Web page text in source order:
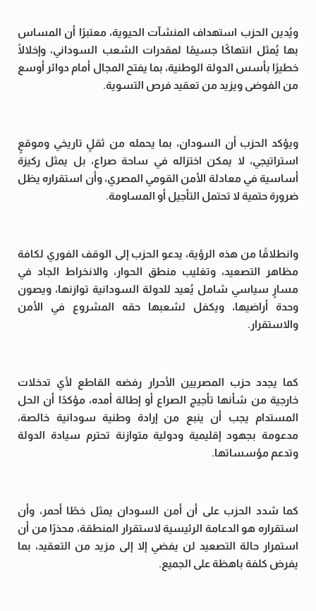
ويُدين الحزب استهداف المنشآت الحيوية، معتبرًا أن المساس
بها يُمثل انتهاكًا جسيمًا لمقدرات الشعب السوداني، وإخلالًا
خطيرًا بأسس الدولة الوطنية، بما يفتح المجال أمام دوائر أوسع
من الفوضى ويزيد من تعقيد فرص التسوية.
ويؤكد الحزب أن السودان، بما يحمله من ثقلٍ تاريخي وموقعٍ
استراتيجي، لا يمكن اختزاله في ساحة صراع، بل يمثل ركيزة
أساسية في معادلة الأمن القومي المصري، وأن استقراره يظل
ضرورة حتمية لا تحتمل التأجيل أو المساومة.
وانطلاقًا من هذه الرؤية، يدعو الحزب إلى الوقف الفوري لكافة
مظاهر التصعيد، وتغليب منطق الحوار، والانخراط الجاد في
مسارٍ سياسي شامل يُعيد للدولة السودانية توازنها، ويصون
وحدة أراضيها، ويكفل لشعبها حقه المشروع في الأمن
والاستقرار.
كما يجدد حزب المصريين الأحرار رفضه القاطع لأي تدخلات
خارجية من شأنها تأجيج الصراع أو إطالة أمده، مؤكدًا أن الحل
المستدام يجب أن ينبع من إرادة وطنية سودانية خالصة،
مدعومة بجهود إقليمية ودولية متوازنة تحترم سيادة الدولة
وتدعم مؤسساتها.
كما شدد الحزب على أن أمن السودان يمثل خطًا أحمر، وأن
استقراره هو الدعامة الرئيسية لاستقرار المنطقة، محذرًا من أن
استمرار حالة التصعيد لن يفضي إلا إلى مزيد من التعقيد، بما
يفرض كلفة باهظة على الجميع.